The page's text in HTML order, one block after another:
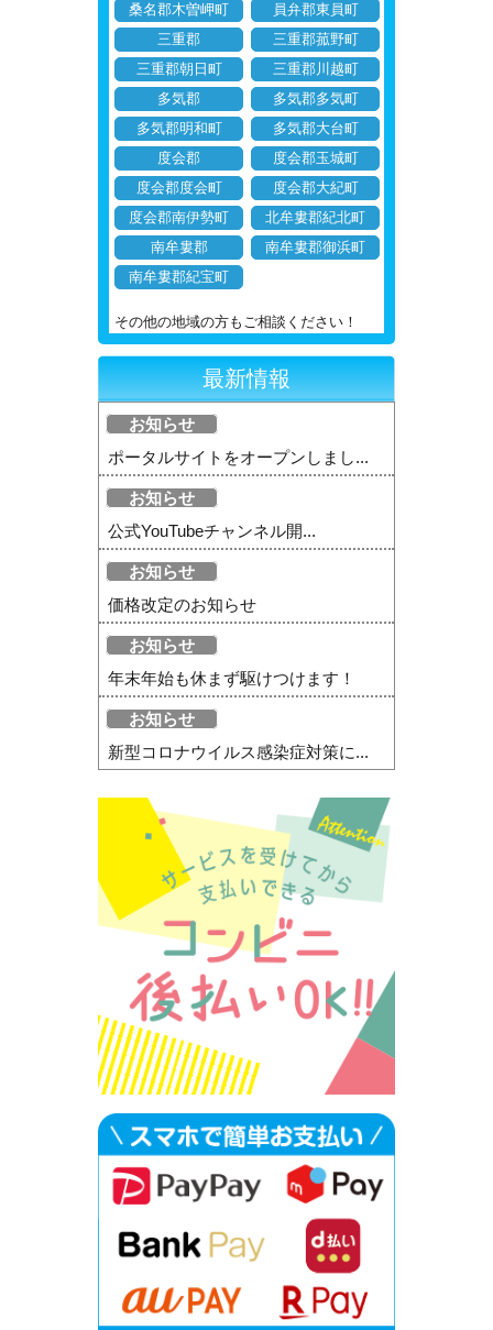
桑名郡木曽岬町
員弁郡東員町
三重郡
三重郡菰野町
三重郡朝日町
三重郡川越町
多気郡
多気郡多気町
多気郡明和町
多気郡大台町
度会郡
度会郡玉城町
度会郡度会町
度会郡大紀町
度会郡南伊勢町
北牟婁郡紀北町
南牟婁郡
南牟婁郡御浜町
南牟婁郡紀宝町
その他の地域の方もご相談ください！
最新情報
お知らせ
ポータルサイトをオープンしまし...
お知らせ
公式YouTubeチャンネル開...
お知らせ
価格改定のお知らせ
お知らせ
年末年始も休まず駆けつけます！
お知らせ
新型コロナウイルス感染症対策に...